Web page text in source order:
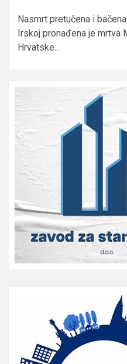
Nasmrt pretučena i
Irskoj pronađena je mrtva
Hrvatske...